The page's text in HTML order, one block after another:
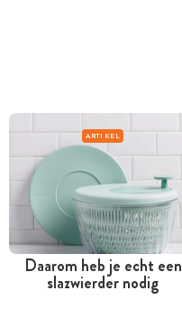
ARTIKEL
Daarom heb je echt een
slazwierder nodig